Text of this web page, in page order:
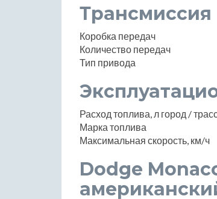
Трансмиссия
Коробка передач
Количество передач
Тип привода
Расход топлива, л город /
Марка топлива
Максимальная скорость, км/ч
Dodge